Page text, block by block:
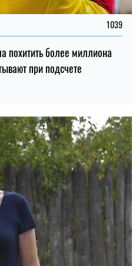
1039
похитить более миллиона
при подсчете